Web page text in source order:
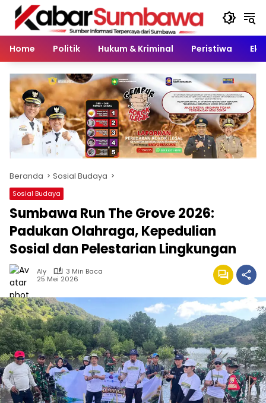
Langsung
konten
Home
Politik Hukum & Kriminal Peristiwa
Beranda Sosial Budaya
Sosial Budaya
Sumbawa Run The Grove 2026:
Padukan Olahraga, Kepedulian
Sosial dan Pelestarian Lingkungan
Aly
3 Min Baca
25 Mei 2026